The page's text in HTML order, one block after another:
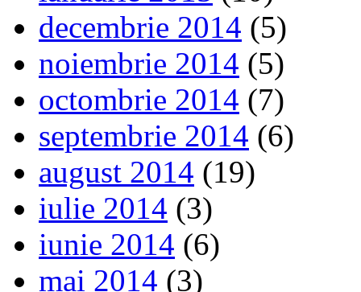
decembrie 2014 (5)
noiembrie 2014 (5)
octombrie 2014 (7)
septembrie 2014 (6)
august 2014 (19)
iulie 2014 (3)
iunie 2014 (6)
mai 2014 (3)